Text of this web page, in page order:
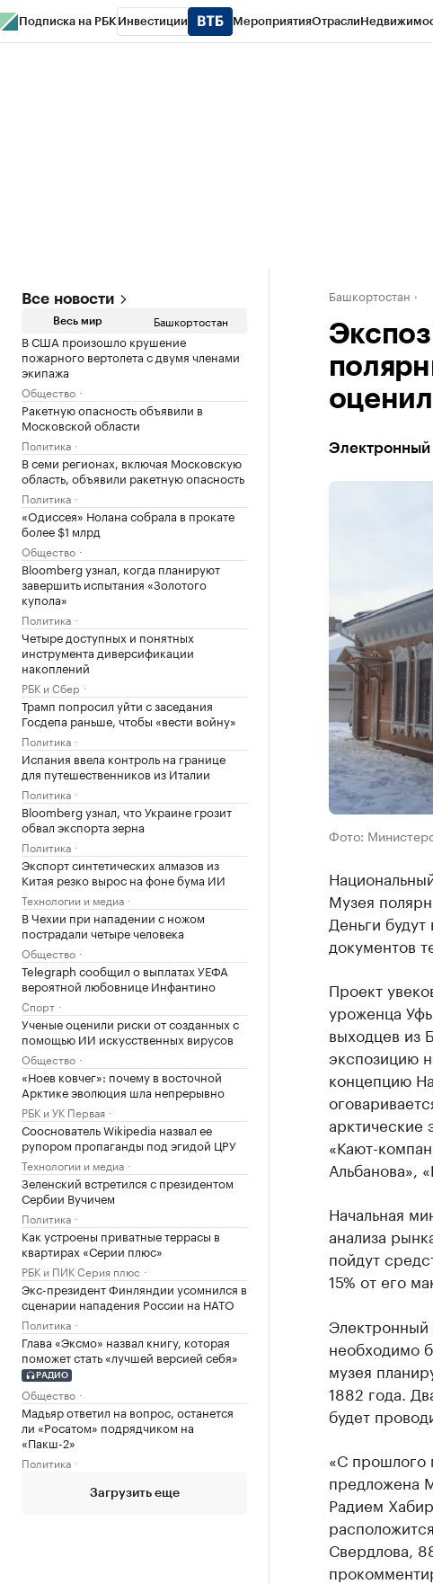
Подписка на РБК Инвестиции МероприятияОтрасли
Все новости
Весь мир Башкортостан
В США произошло крушение
пожарного вертолета с двумя членами
экипажа
Общество
Ракетную опасность объявили в
Московской области
Политика
В семи регионах, включая Московскую
область, объявили ракетную опасность
Политика
«Одиссея» Нолана собрала в прокате
более $1 млрд
Общество
Bloomberg узнал, когда планируют
завершить испытания «Золотого
купола»
Политика
Четыре доступных и понятных
инструмента диверсификации
накоплений
РБК и Сбер
Трамп попросил уйти с заседания
Госдепа раньше, чтобы «вести войну»
Политика
Испания ввела контроль на границе
для путешественников из Италии
Политика
Bloomberg узнал, что Украине грозит
обвал экспорта зерна
Политика
Экспорт синтетических алмазов из
Китая резко вырос на фоне бума ИИ
Технологии и медиа
В Чехии при нападении с ножом
пострадали четыре человека
Общество
Telegraph сообщил о выплатах УЕФА
вероятной любовнице Инфантино
Спорт
Ученые оценили риски от созданных с
помощью ИИ искусственных вирусов
Общество
«Ноев ковчег»: почему в восточной
Арктике эволюция шла непрерывно
РБК и УК Первая
Сооснователь Wikipedia назвал ее
рупором пропаганды под эгидой ЦРУ
Технологии и медиа
Зеленский встретился с президентом
Сербии Вучичем
Политика
Как устроены приватные террасы в
квартирах «Серии плюс»
РБК и ПИК Серия плюс
Экс-президент Финляндии усомнился в
сценарии нападения России на НАТО
Политика
Глава «Эксмо» назвал книгу, которая
поможет стать «лучшей версией себя»
РАДИО
Общество
Мадьяр ответил на вопрос, останется
ли «Росатом» подрядчиком на
«Пакш-2»
Политика
Загрузить еще
Башкортостан
Электронный
Фото:
Музея
Деньги
документов
Проект
уроженца
выходцев из
экспозицию
концепцию
арктические
«Кают-
Альбанова»,
Начальная
анализа
пойдут
15% от его
Электронный
необходимо
музея
1882 года.
будет
«С прошлого
предложена
Радием
Свердлова,